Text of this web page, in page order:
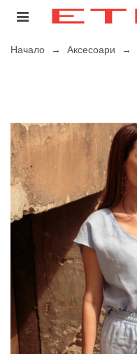
Начало → Аксесоари →